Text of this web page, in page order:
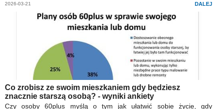
2026-03-21 DALEJ
Co zrobisz ze swoim mieszkaniem gdy będziesz
znacznie starszą osobą? - wyniki ankiety
Czy osoby 60plus myślą o tym jak ułatwić sobie życie, gdy